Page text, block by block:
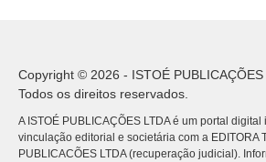
Copyright © 2026 - ISTOÉ PUBLICAÇÕES
Todos os direitos reservados.
A ISTOÉ PUBLICAÇÕES LTDA é um portal
vinculação editorial e societária com a EDITORA
PUBLICACÕES LTDA (recuperação judicial).